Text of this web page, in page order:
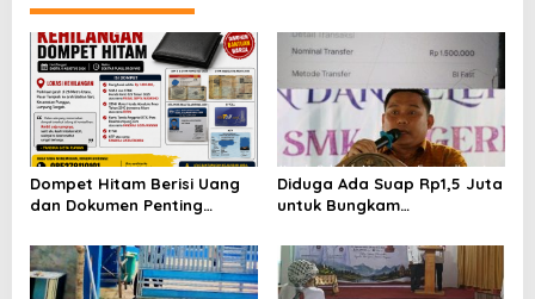
Dompet Hitam Berisi Uang
dan Dokumen Penting
Utara– Badran Sari Punggur
Diduga Ada Suap Rp1,5 Juta
untuk Bungkam
Sungai Lilin